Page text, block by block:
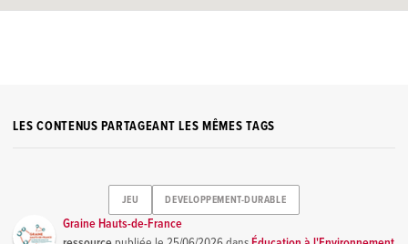
LES CONTENUS PARTAGEANT LES MÊMES TAGS
JEU DEVELOPPEMENT-DURABLE
Graine Hauts-de-France